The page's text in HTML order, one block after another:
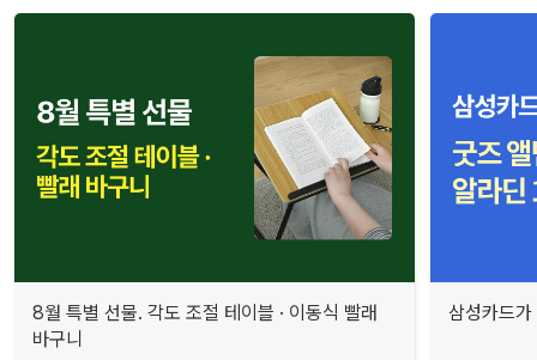
8월 특별 선물. 각도 조절 테이블 · 이동식 빨래
바구니
삼성카드